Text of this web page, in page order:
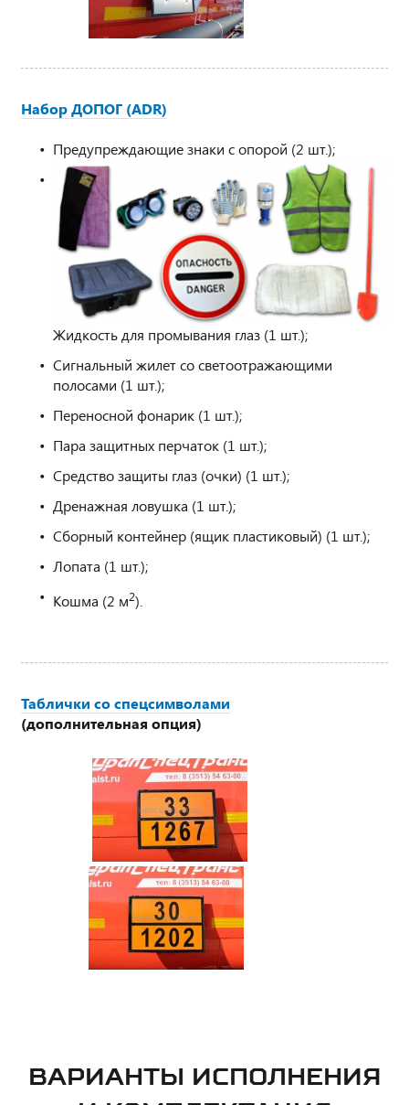
Набор ДОПОГ (ADR)
Предупреждающие знаки с опорой (2 шт.);
Жидкость для промывания глаз (1 шт.);
Сигнальный жилет со светоотражающими
полосами (1 шт.);
Переносной фонарик (1 шт.);
Пара защитных перчаток (1 шт.);
Средство защиты глаз (очки) (1 шт.);
Дренажная ловушка (1 шт.);
Сборный контейнер (ящик пластиковый) (1 шт.);
Лопата (1 шт.);
Кошма (2 м2).
Таблички со спецсимволами
(дополнительная опция)
ВАРИАНТЫ ИСПОЛНЕНИЯ